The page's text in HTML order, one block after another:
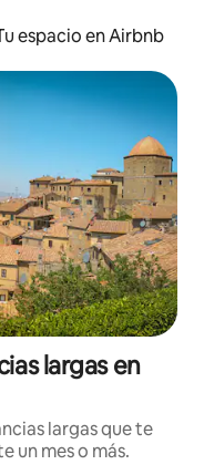
espacio en Airbnb
largas en
largas que te
un mes o más.